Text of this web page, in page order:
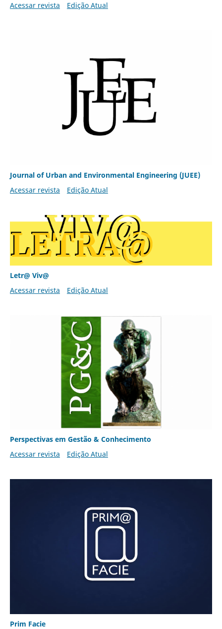
Acessar revista
Edição Atual
Journal of Urban and Environmental Engineering (JUEE)
Acessar revista
Edição Atual
Letr@ Viv@
Acessar revista
Edição Atual
Perspectivas em Gestão & Conhecimento
Acessar revista
Edição Atual
Prim Facie